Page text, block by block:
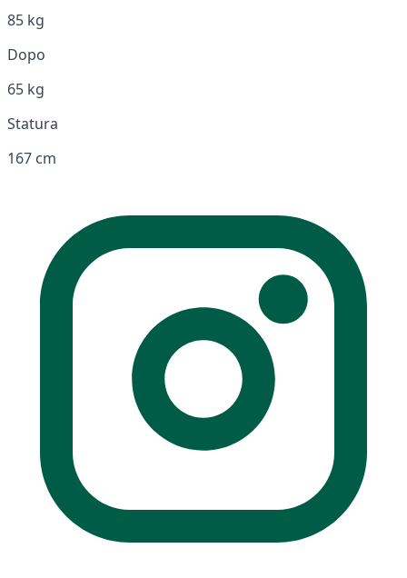
85 kg
Dopo
65 kg
Statura
167 cm